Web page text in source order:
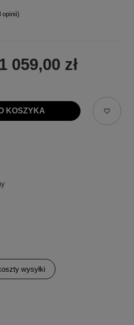
opinii)
1 059,00 zł
KOSZYKA
wysyłki